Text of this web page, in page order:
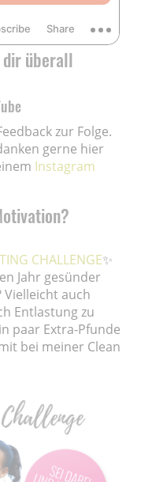
dir überall
zur Folge.
gerne hier
Instagram
CHALLENGE✨
Jahr gesünder
auch
Entlastung zu
paar Extra-Pfunde
bei meiner Clean